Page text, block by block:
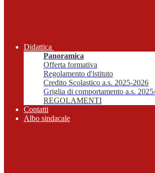
Didattica
Panoramica
Offerta formativa
Regolamento d'istituto
Credito Scolastico a.s. 2025-2026
Griglia di comportamento a.s.
REGOLAMENTI
Contatti
Albo sindacale